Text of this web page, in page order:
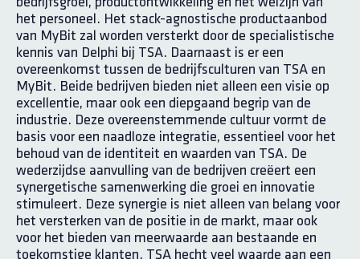
het personeel. Het stack-agnostische productaanbod
van MyBit zal worden versterkt door de specialistische
kennis van Delphi bij TSA. Daarnaast is er een
overeenkomst tussen de bedrijfsculturen van TSA en
MyBit. Beide bedrijven bieden niet alleen een visie op
excellentie, maar ook een diepgaand begrip van de
industrie. Deze overeenstemmende cultuur vormt de
basis voor een naadloze integratie, essentieel voor het
behoud van de identiteit en waarden van TSA. De
wederzijdse aanvulling van de bedrijven creëert een
synergetische samenwerking die groei en innovatie
stimuleert. Deze synergie is niet alleen van belang voor
het versterken van de positie in de markt, maar ook
voor het bieden van meerwaarde aan bestaande en
toekomstige klanten. TSA hecht veel waarde aan een